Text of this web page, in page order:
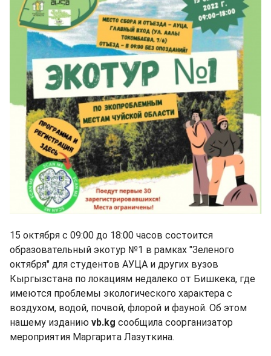
15 октября с 09:00 до 18:00 часов состоится
образовательный экотур №1 в рамках "Зеленого
октября" для студентов АУЦА и других вузов
Кыргызстана по локациям недалеко от Бишкека, где
имеются проблемы экологического характера с
воздухом, водой, почвой, флорой и фауной. Об этом
нашему изданию vb.kg сообщила соорганизатор
мероприятия Маргарита Лазуткина.